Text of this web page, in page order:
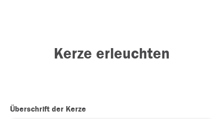
Kerze erleuchten
Überschrift der Kerze